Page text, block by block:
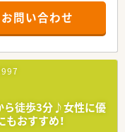
有志を募り、やりたい仕
いという考えです。
ます。
お問い合わせ
ら徒歩3分♪女性に優
おすすめ！